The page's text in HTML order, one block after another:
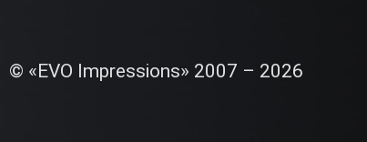
© «EVO Impressions» 2007 – 2026